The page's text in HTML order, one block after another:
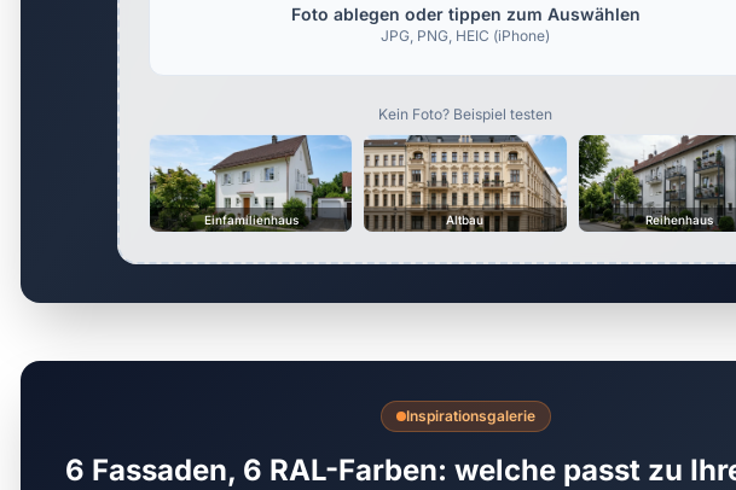
Foto ablegen oder tippen zum Auswählen
JPG, PNG, HEIC (iPhone)
Kein Foto? Beispiel testen
Einfamilienhaus Altbau Reihenhaus
Inspirationsgalerie
6 Fassaden, 6 RAL-Farben: welche passt zu